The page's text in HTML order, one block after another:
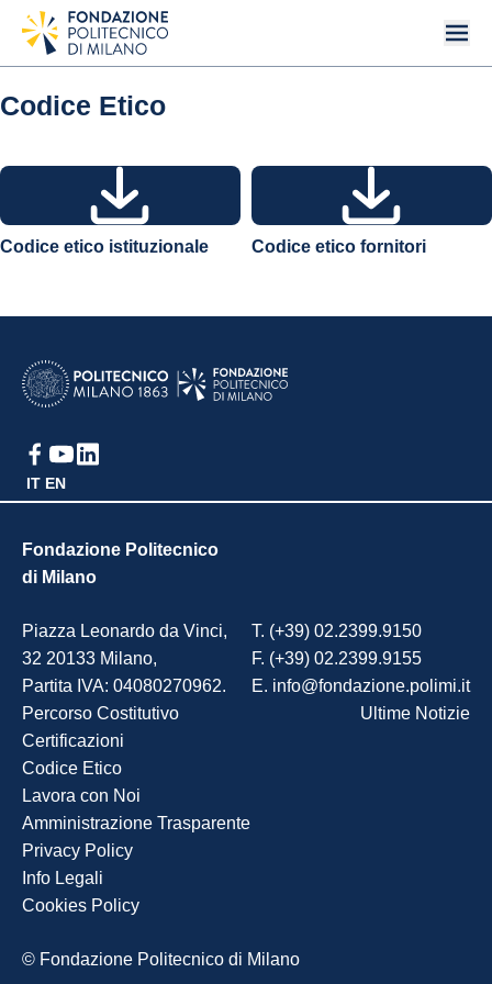
Codice Etico
Codice etico istituzionale Codice etico fornitori
IT EN
Fondazione Politecnico
di Milano
Piazza Leonardo da Vinci,
32 20133 Milano,
Partita IVA: 04080270962.
T. (+39) 02.2399.9150
F. (+39) 02.2399.9155
E. info@fondazione.polimi.it
Percorso Costitutivo
Certificazioni
Codice Etico
Lavora con Noi
Amministrazione Trasparente
Ultime Notizie
Privacy Policy
Info Legali
Cookies Policy
© Fondazione Politecnico di Milano